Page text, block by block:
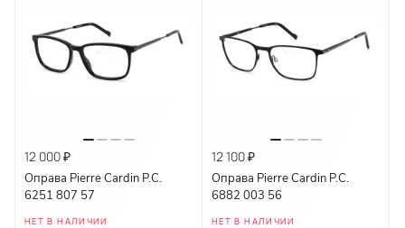
12 000 ₽
Оправа Pierre Cardin P.C.
6251 807 57
НЕТ В НАЛИЧИИ
12 100 ₽
Оправа Pierre Cardin P.C.
6882 003 56
НЕТ В НАЛИЧИИ